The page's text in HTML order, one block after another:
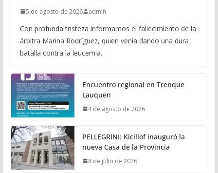
5 de agosto de 2026 admin
Con profunda tristeza informamos el fallecimiento de la
árbitra Marina Rodríguez, quien venía dando una dura
batalla contra la leucemia.
Encuentro regional en Trenque
Lauquen
4 de agosto de 2026
PELLEGRINI: Kicillof inauguró la
nueva Casa de la Provincia
8 de julio de 2026